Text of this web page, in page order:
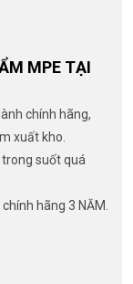
MPE TẠI
chính hãng,
xuất kho.
suốt quá
hãng 3 NĂM.